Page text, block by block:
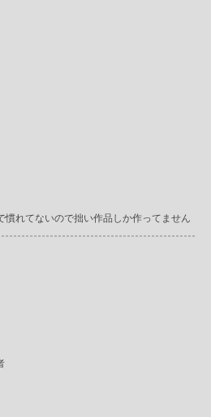
慣れてないので拙い作品しか作ってません